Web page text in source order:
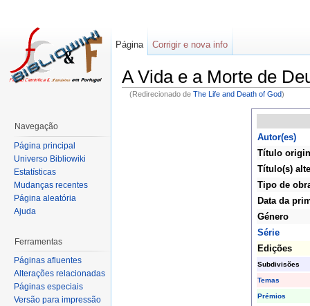
A Vida e a Morte de
(Redirecionado de The Life and Death of God)
Autor(es)
Título
Título(s)
Tipo de
Data da
Género
Série
Edições
Subdivisões
Temas
Prémios
Página Corrigir e nova info
Navegação
Página principal
Universo Bibliowiki
Estatísticas
Mudanças recentes
Página aleatória
Ajuda
Ferramentas
Páginas afluentes
Alterações relacionadas
Páginas especiais
Versão para impressão